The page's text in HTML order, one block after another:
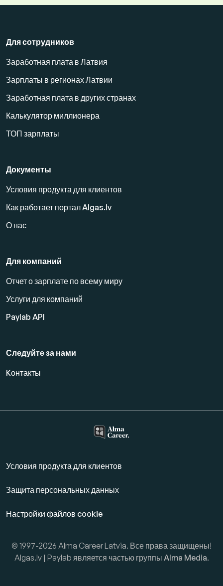
Для сотрудников
Заработная плата в Латвия
Зарплаты в регионах Латвии
Заработная плата в других странах
Калькулятор миллионера
ТОП зарплаты
Документы
Условия продукта для клиентов
Как работает портал Algas.lv
О нас
Для компаний
Отчет о зарплате по всему миру
Услуги для компаний
Paylab API
Следуйте за нами
Kонтакты
Условия продукта для клиентов
Защита персональных данных
Настройки файлов cookie
© 1997-2026 Alma Career Latvia. Все права защищены!
Algas.lv | Paylab является частью группы Alma Media.